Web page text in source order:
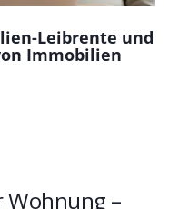
Leibrente und
Immobilien
Wohnung –